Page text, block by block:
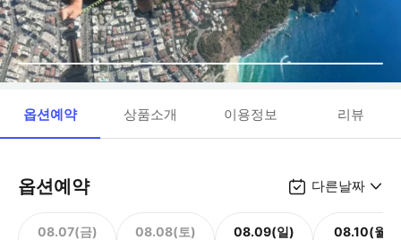
옵션예약 상품소개 이용정보 리뷰
옵션예약 다른날짜
08.07(금) 08.08(토) 08.09(일) 08.10(월)